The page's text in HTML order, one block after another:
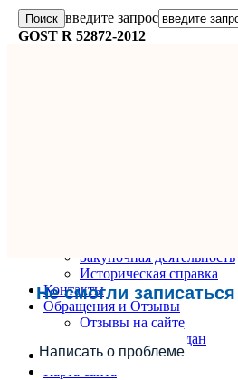
введите запрос
GOST R 52872-2012
Не смогли
Написать о проблеме
Закупочная деятельность
Историческая справка
Контакты
Обращения и Отзывы
Отзывы на сайте
Обращения граждан
Вопрос-Ответ
Карта сайта